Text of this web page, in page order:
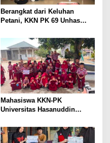
Berangkat dari Keluhan
Petani, KKN PK 69 Unhas
Cegah Keracunan Bahan
Kimia Pertanian
Mahasiswa KKN-PK
Universitas Hasanuddin
Kesehatan Gigi dan Mulut
pada Siswa Sekolah Dasar